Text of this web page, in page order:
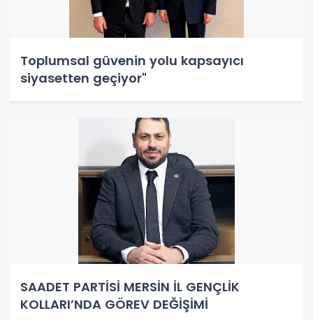
Toplumsal güvenin yolu kapsayıcı
siyasetten geçiyor"
SAADET PARTİSİ MERSİN İL GENÇLİK
KOLLARI’NDA GÖREV DEĞİŞİMİ